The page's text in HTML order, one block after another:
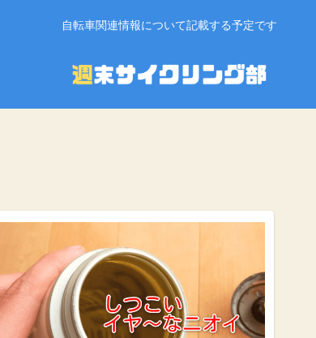
自転車関連情報について記載する予定です